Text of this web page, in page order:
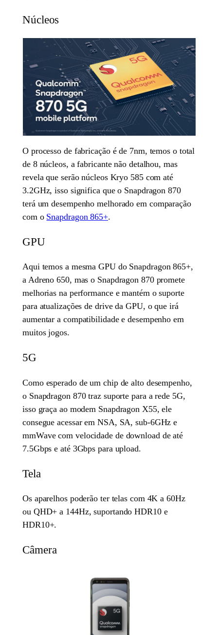
Núcleos
O processo de fabricação é de 7nm, temos o total
de 8 núcleos, a fabricante não detalhou, mas
revela que serão núcleos Kryo 585 com até
3.2GHz, isso significa que o Snapdragon 870
terá um desempenho melhorado em comparação
com o Snapdragon 865+.
GPU
Aqui temos a mesma GPU do Snapdragon 865+,
a Adreno 650, mas o Snapdragon 870 promete
melhorias na performance e mantém o suporte
para atualizações de drive da GPU, o que irá
aumentar a compatibilidade e desempenho em
muitos jogos.
5G
Como esperado de um chip de alto desempenho,
o Snapdragon 870 traz suporte para a rede 5G,
isso graça ao modem Snapdragon X55, ele
consegue acessar em NSA, SA, sub-6GHz e
mmWave com velocidade de download de até
7.5Gbps e até 3Gbps para upload.
Tela
Os aparelhos poderão ter telas com 4K a 60Hz
ou QHD+ a 144Hz, suportando HDR10 e
HDR10+.
Câmera